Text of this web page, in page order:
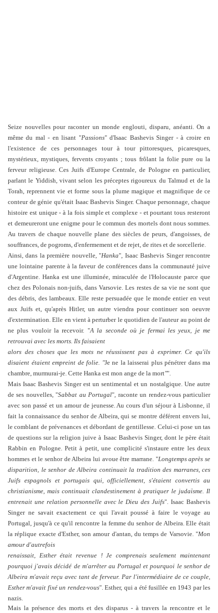
Seize nouvelles pour raconter un monde englouti, disparu, anéanti. On a
même du mal - en lisant "Passions" d'Isaac Bashevis Singer - à croire en
l'existence de ces personnages tour à tour pittoresques, picaresques,
mystérieux, mystiques, fervents croyants ; tous frôlant la folie pure ou la
ferveur religieuse. Ces Juifs d'Europe Centrale, de Pologne en particulier,
parlant le Yiddish, vivant selon les préceptes rigoureux du Talmud et de la
Torah, reprennent vie et forme sous la plume magique et magnifique de ce
conteur de génie qu'était Isaac Bashevis Singer. Chaque personnage, chaque
histoire est unique - à la fois simple et complexe - et pourtant tous resteront
et demeureront une enigme pour le commun des mortels dont nous sommes.
Au travers de chaque nouvelle plane des siècles de peurs, d'angoisses, de
souffrances, de pogroms, d'enfermement et de rejet, de rites et de sorcellerie.
Ainsi, dans la première nouvelle, "Hanka", Isaac Bashevis Singer rencontre
une lointaine parente à la faveur de conférences dans la communauté juive
d'Argentine. Hanka est une illuminée, miraculée de l'Holocauste parce que
chez des Polonais non-juifs, dans Varsovie. Les restes de sa vie ne sont que
des débris, des lambeaux. Elle reste persuadée que le monde entier en veut
aux Juifs et, qu'après Hitler, un autre viendra pour continuer son oeuvre
d'extermination. Elle en vient à perturber le quotidien de l'auteur au point de
ne plus vouloir la recevoir. "A la seconde où je fermai les yeux, je me
retrouvai avec les morts. Ils faisaient
alors des choses que les mots ne réussissent pas à exprimer. Ce qu'ils
disaient étaient empreint de folie. "Je ne la laisserai plus pénétrer dans ma
chambre, murmurai-je. Cette Hanka est mon ange de la mort"".
Mais Isaac Bashevis Singer est un sentimental et un nostalgique. Une autre
de ses nouvelles, "Sabbat au Portugal", raconte un rendez-vous particulier
avec son passé et un amour de jeunesse. Au cours d'un séjour à Lisbonne, il
fait la connaissance du senhor de Albeira, qui se montre déférent envers lui,
le comblant de prévenances et débordant de gentillesse. Celui-ci pose un tas
de questions sur la religion juive à Isaac Bashevis Singer, dont le père était
Rabbin en Pologne. Petit à petit, une complicité s'instaure entre les deux
hommes et le senhor de Albeira lui avoue être marrane. "Longtemps après se
disparition, le senhor de Albeira continuait la tradition des marranes, ces
Juifs espagnols et portugais qui, officiellement, s'étaient convertis au
christianisme, mais continuait clandestinement à pratiquer le judaïsme. Il
entrenait une relation personnelle avec le Dieu des Juifs". Isaac Bashevis
Singer ne savait exactement ce qui l'avait poussé à faire le voyage au
Portugal, jusqu'à ce qu'il rencontre la femme du senhor de Albeira. Elle était
la réplique exacte d'Esther, son amour d'antan, du temps de Varsovie. "Mon
amour d'autrefois
renaissait, Esther était revenue ! Je comprenais seulement maintenant
pourquoi j'avais décidé de m'arrêter au Portugal et pourquoi le senhor de
Albeira m'avait reçu avec tant de ferveur. Par l'intermédiaire de ce couple,
Esther m'avait fixé un rendez-vous". Esther, qui a été fusillée en 1943 par les
nazis.
Mais la présence des morts et des disparus - à travers la rencontre et le